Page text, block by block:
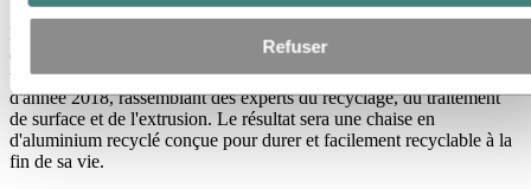
Refuser
La collaboration a commencé lorsque Tom Dixon a voulu faire une
chaise qui était à la fois légère, robuste et recyclable - il s'est donc
tourné vers l'aluminium et Hydro. Le projet commun a débuté en fin
d'année 2018, rassemblant des experts du recyclage, du traitement
de surface et de l'extrusion. Le résultat sera une chaise en
d'aluminium recyclé conçue pour durer et facilement recyclable à la
fin de sa vie.